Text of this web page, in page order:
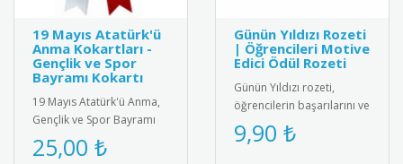
19 Mayıs Atatürk'ü
Anma Kokartları -
Gençlik ve Spor
Bayramı Kokartı
19 Mayıs Atatürk'ü Anma,
Gençlik ve Spor Bayramı
için özel tasarım kokart
seti. Yüksek kaliteli meta..
25,00 ₺
Günün Yıldızı Rozeti
| Öğrencileri Motive
Edici Ödül Rozeti
Günün Yıldızı rozeti,
öğrencilerin başarılarını ve
olumlu davranışlarını
teşvik etmek amacıyla
9,90 ₺